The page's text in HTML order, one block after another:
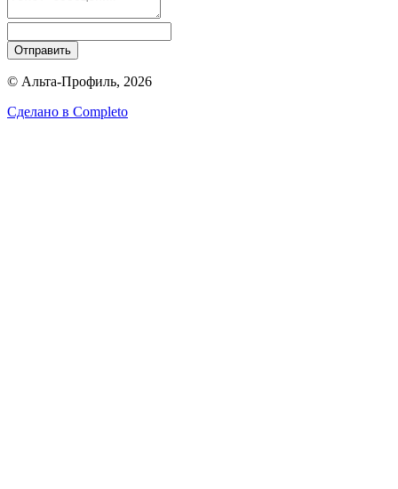
Отправить
© Альта-Профиль, 2026
Сделано в Completo